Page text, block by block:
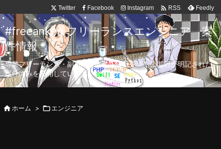
Twitter Facebook Instagram  RSS Feedly
#freeanken フリーランスエンジニア 案
件情報
専業フリーランス・副業向け案件を毎日更新！公開日が明記された
案件のみを公開しています。
ホーム > エンジニア